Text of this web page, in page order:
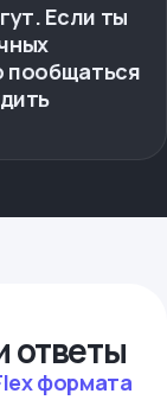
Если ты
пообщаться
ответы
формата